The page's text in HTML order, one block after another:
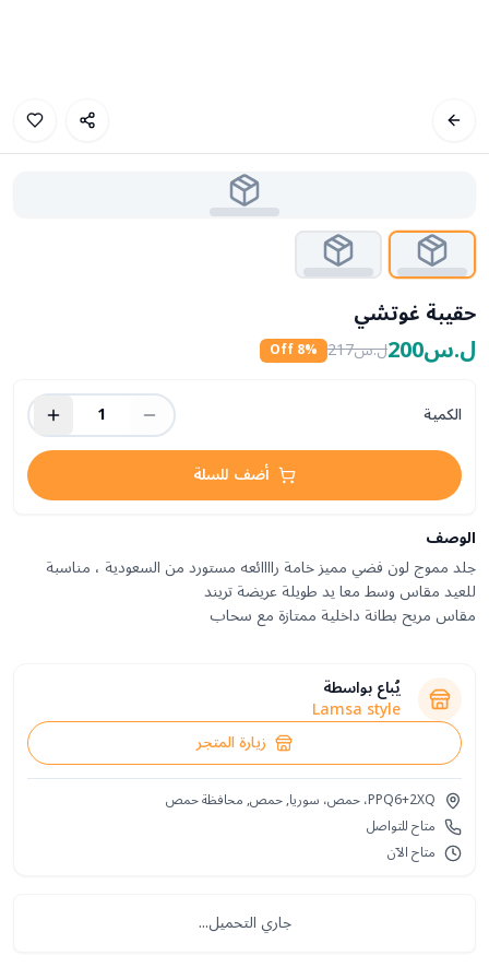
حقيبة غوتشي
ل.س200 ل.س217 8% Off
الكمية
1
أضف للسلة
الوصف
جلد مموج لون فضي مميز خامة راااائعه مستورد من السعودية ، مناسبة
مقاس مريح بطانة داخلية ممتازة مع سحاب
يُباع بواسطة
Lamsa style
زيارة المتجر
PPQ6+2XQ، حمص، سوريا, حمص, محافظة حمص
متاح للتواصل
متاح الآن
جاري التحميل...